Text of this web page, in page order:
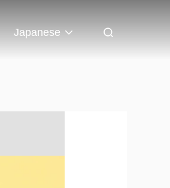
Japanese